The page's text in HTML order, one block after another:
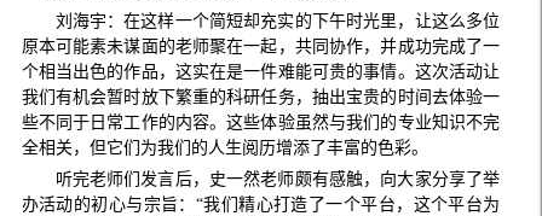
刘海宇：在这样一个简短却充实的下午时光里，让这么多位
原本可能素未谋面的老师聚在一起，共同协作，并成功完成了一
个相当出色的作品，这实在是一件难能可贵的事情。这次活动让
我们有机会暂时放下繁重的科研任务，抽出宝贵的时间去体验一
些不同于日常工作的内容。这些体验虽然与我们的专业知识不完
全相关，但它们为我们的人生阅历增添了丰富的色彩。
听完老师们发言后，史一然老师颇有感触，向大家分享了举
办活动的初心与宗旨：“我们精心打造了一个平台，这个平台为